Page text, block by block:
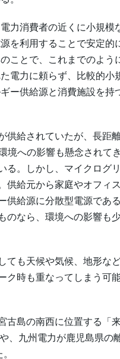
力消費者の近くに小規模
を利用することで安定的
ことで、これまでのよう
電力に頼らず、比較的小
ー供給源と消費施設を持
供給されていたが、長距
境への影響も懸念されてき
る。しかし、マイクログ
供給元から家庭やオフィ
供給源に分散型電源であ
のなら、環境への影響も
ても天候や気候、地形な
ク時も重なってしまう可
古島の南西に位置する「
、九州電力が鹿児島県の